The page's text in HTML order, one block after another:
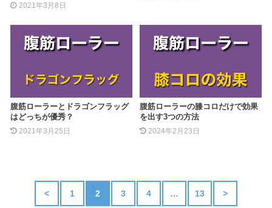
2021年3月8日
腹筋ローラーとドラゴンフラッグ
はどっちが優秀？
2021年3月25日
腹筋ローラーの膝コロだけで効果
を出す3つの方法
2024年2月23日
< 1 2 3 4 … 13 >